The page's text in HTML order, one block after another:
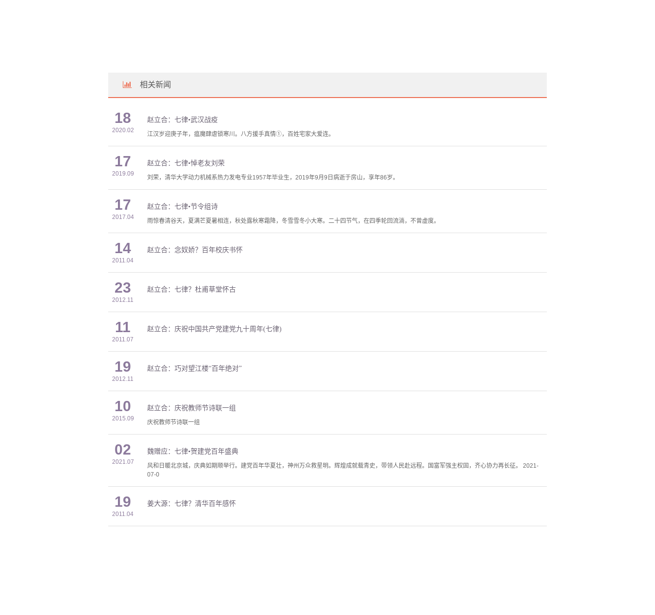
相关新闻
18
2020.02
赵立合：七律•武汉战疫
江汉岁迎庚子年，瘟魔肆虐锁寒川。八方援手真情①，百姓宅家大爱连。
17
2019.09
赵立合：七律•悼老友刘荣
刘荣，清华大学动力机械系热力发电专业1957年毕业生，2019年9月9日病逝于房山，享年86岁。
17
2017.04
赵立合：七律•节令组诗
雨惊春清谷天，夏满芒夏暑相连，秋处露秋寒霜降，冬雪雪冬小大寒。二十四节气，在四季轮回流淌，不曾虚度。
14
2011.04
赵立合：念奴娇？百年校庆书怀
23
2012.11
赵立合：七律？杜甫草堂怀古
11
2011.07
赵立合：庆祝中国共产党建党九十周年(七律)
19
2012.11
赵立合：巧对望江楼“百年绝对”
10
2015.09
赵立合：庆祝教师节诗联一组
庆祝教师节诗联一组
02
2021.07
魏赠应：七律•贺建党百年盛典
风和日暖北京城，庆典如期顺举行。建党百年华夏壮，神州万众救星明。辉煌成就载青史，带领人民赴远程。国富军强主权固，齐心协力再长征。 2021-
07-0
19
2011.04
姜大源：七律？清华百年感怀